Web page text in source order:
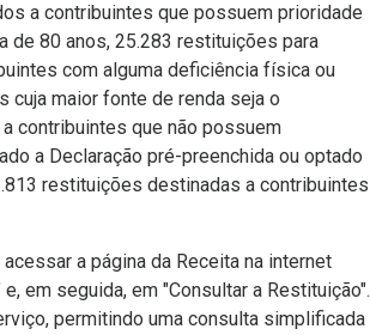
a contribuintes que possuem prioridade
de 80 anos, 25.283 restituições para
com alguma deficiência física ou
cuja maior fonte de renda seja o
contribuintes que não possuem
a Declaração pré-preenchida ou optado
restituições destinadas a contribuintes
a página da Receita na internet
em seguida, em "Consultar a Restituição".
permitindo uma consulta simplificada